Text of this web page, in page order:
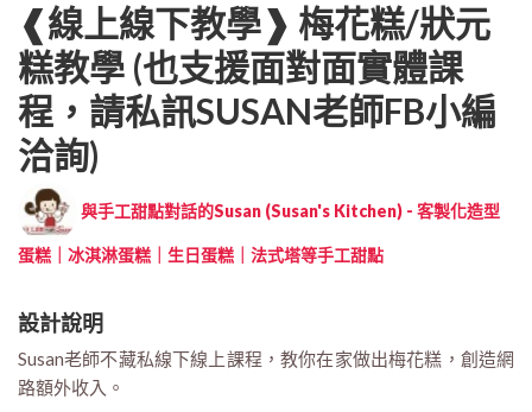
❰線上線下教學❱ 梅花糕/狀元
糕教學 (也支援面對面實體課
程，請私訊SUSAN老師FB小編
洽詢)
與手工甜點對話的Susan (Susan's Kitchen) - 客製化造型
蛋糕｜冰淇淋蛋糕｜生日蛋糕｜法式塔等手工甜點
設計說明
Susan老師不藏私線下線上課程，教你在家做出梅花糕，創造網
路額外收入。